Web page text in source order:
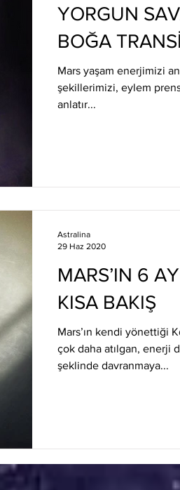
YORGUN
BOĞA
Mars yaşam enerjimizi
şekillerimizi, eylem
anlatır...
MARS’IN 6
KISA BAKIŞ
Mars’ın kendi yönettiği
çok daha atılgan, enerji
şeklinde davranmaya...
Astralina
29 Haz 2020